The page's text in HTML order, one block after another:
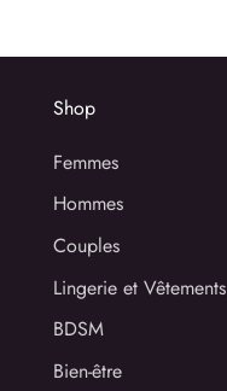
Shop
Femmes
Hommes
Couples
Lingerie et Vêtements
BDSM
Bien-être